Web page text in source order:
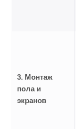
3. Монтаж
пола и
экранов